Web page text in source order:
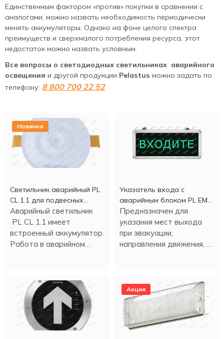
Единственным фактором «против» покупки в сравнении с
аналогами, можно назвать необходимость периодически
менять аккумуляторы. Однако на фоне целого спектра
преимуществ и сверхмалого потребления ресурса, этот
недостаток можно назвать условным.
Все вопросы о светодиодных светильниках аварийного
освещения и другой продукции Pelastus можно задать по
телефону: 8 800 700 22 52
Новинка
Светильник аварийный PL
CL 1.1 для подвесных
потолков
Аварийный светильник
PL CL 1.1 имеет
встроенный аккумулятор.
Работа в аварийном
Указатель входа c
аварийным блоком PL EM
2.0 (1,5 часа)
Предназначен для
указания мест выхода
при эвакуации,
направления движения, а
Акция